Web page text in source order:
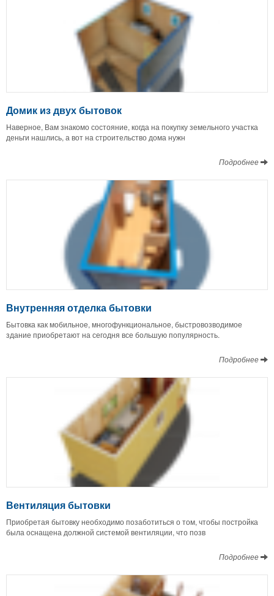
Домик из двух бытовок
Наверное, Вам знакомо состояние, когда на покупку земельного участка
деньги нашлись, а вот на строительство дома нужн
Подробнее
Внутренняя отделка бытовки
Бытовка как мобильное, многофункциональное, быстровозводимое
здание приобретают на сегодня все большую популярность.
Подробнее
Вентиляция бытовки
Приобретая бытовку необходимо позаботиться о том, чтобы постройка
была оснащена должной системой вентиляции, что позв
Подробнее